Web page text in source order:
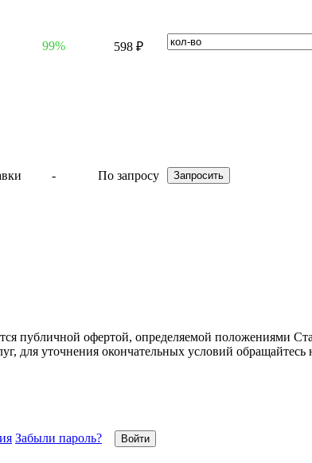
99% 598 ₽
- По запросу
публичной офертой, определяемой положениями
для уточнения окончательных условий обращайтесь
Забыли пароль?